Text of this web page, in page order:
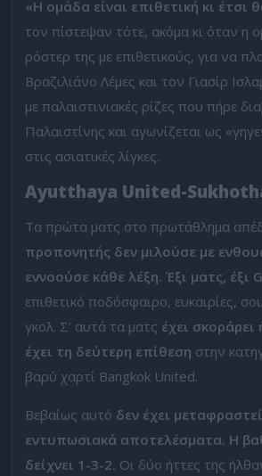
«Η ομάδα είναι επιθετική κι έτσι
τον πίστεψαν τότε, ακόμα κι όταν η
ρόστερ της με επιθετικούς, για να
Βραζιλιάνο Λέμες και τον Γιασίρ
με παλαιστινιακές ρίζες που πήρε
Παλαιστίνης και αγωνίζεται ως
στις ασιατικές λίγκες.
Ayutthaya United-
Τα πρώτα ματς στο πρωτάθλημα
προπονητής δεν μιλούσε με
εννοούσε κάθε λέξη. Έξι ματς, έξι
επιθετικό ποδόσφαιρο, ευκαιρίες,
γκολ. Σ’ αυτά τα ματς έχει
έχει τη δεύτερη επίθεση στην
βαρύ χαρτί Bangkok United.
Βεβαίως αυτό δεν έχει
εντυπωσιακά αποτελέσματα. Η
δείχνει 1-3-2. Οι δύο ήττες της